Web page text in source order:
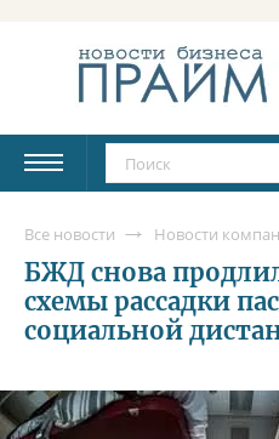
Все новости Новости
БЖД снова
схемы рассадки
социальной